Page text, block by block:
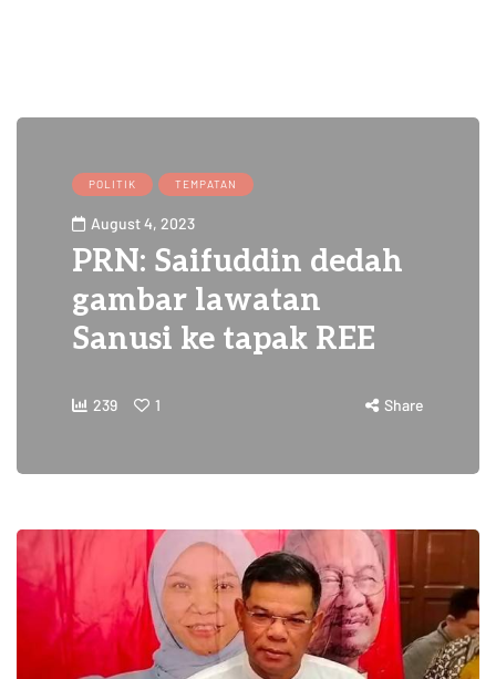
POLITIK TEMPATAN
August 4, 2023
PRN: Saifuddin dedah
gambar lawatan
Sanusi ke tapak REE
239 1 Share